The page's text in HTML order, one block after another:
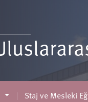
Staj ve Mesleki